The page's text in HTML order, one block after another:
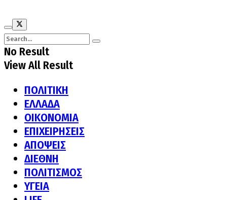
No Result
View All Result
ΠΟΛΙΤΙΚΗ
ΕΛΛΑΔΑ
ΟΙΚΟΝΟΜΙΑ
ΕΠΙΧΕΙΡΗΣΕΙΣ
ΑΠΟΨΕΙΣ
ΔΙΕΘΝΗ
ΠΟΛΙΤΙΣΜΟΣ
ΥΓΕΙΑ